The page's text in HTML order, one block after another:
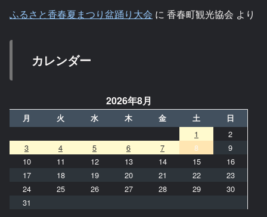
ふるさと香春夏まつり盆踊り大会 に 香春町観光協会 より
カレンダー
2026年8月
月 火 水 木 金 土 日
1
2
3
4 5 6 7 8
9
10
11 12 13 14 15
16
17
18 19 20 21 22
23
24
25 26 27 28 29
30
31